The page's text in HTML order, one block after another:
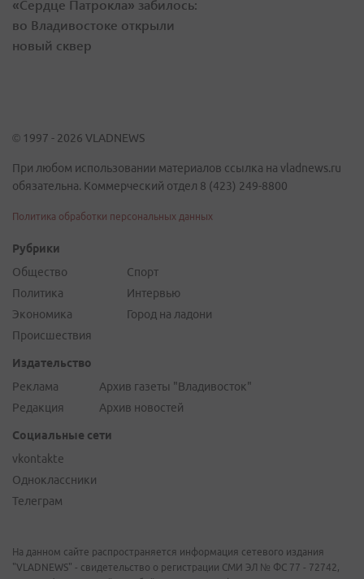
«Сердце Патрокла» забилось:
во Владивостоке открыли
новый сквер
© 1997 - 2026 VLADNEWS
При любом использовании материалов ссылка на vladnews.ru
обязательна. Коммерческий отдел 8 (423) 249-8800
Политика обработки персональных данных
Рубрики
Общество
Политика
Экономика
Происшествия
Спорт
Интервью
Город на ладони
Издательство
Реклама
Редакция
Архив газеты "Владивосток"
Архив новостей
Социальные сети
vkontakte
Одноклассники
Телеграм
На данном сайте распространяется информация сетевого издания
"VLADNEWS" - свидетельство о регистрации СМИ ЭЛ № ФС 77 - 72742,